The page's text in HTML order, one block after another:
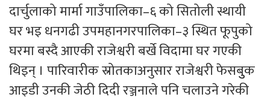
दार्चुलाको मार्मा गाउँपालिका–६ को सितोली स्थायी
घर भइ धनगढी उपमहानगरपालिका–३ स्थित फूपुको
घरमा बस्दै आएकी राजेश्वरी बर्खे विदामा घर गएकी
थिइन् । पारिवारीक स्रोतकाअनुसार राजेश्वरी फेसबुुक
आइडी उनकी जेठी दिदी रञ्जनाले पनि चलाउने गरेकी